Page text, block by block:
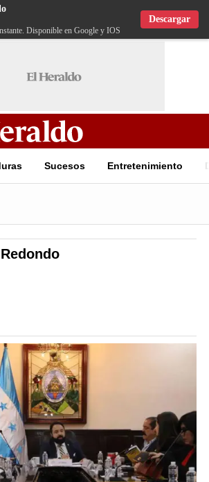
Disponible en Google y IOS
Descargar
Sucesos Entretenimiento